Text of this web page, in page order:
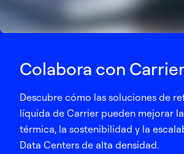
Colabora con
Descubre cómo las soluciones de
líquida de Carrier pueden mejorar
térmica, la sostenibilidad y la
Data Centers de alta densidad.